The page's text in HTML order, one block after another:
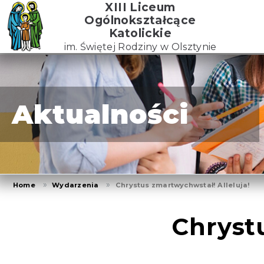
Skip
to
the
content
XIII Liceum
Ogólnokształcące
Katolickie
im. Świętej Rodziny w Olsztynie
Aktualności
Home Wydarzenia Chrystus zmartwychwstał! Alleluja!